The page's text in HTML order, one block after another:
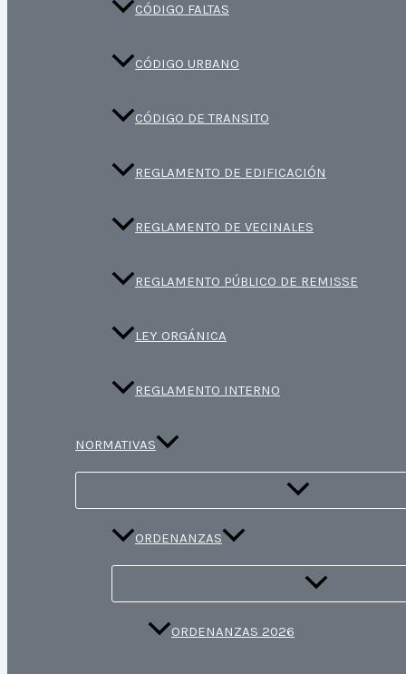
CÓDIGO FALTAS
CÓDIGO URBANO
CÓDIGO DE TRANSITO
REGLAMENTO DE EDIFICACIÓN
REGLAMENTO DE VECINALES
REGLAMENTO PÚBLICO DE REMISSE
LEY ORGÁNICA
REGLAMENTO INTERNO
NORMATIVAS
ORDENANZAS
ORDENANZAS 2026